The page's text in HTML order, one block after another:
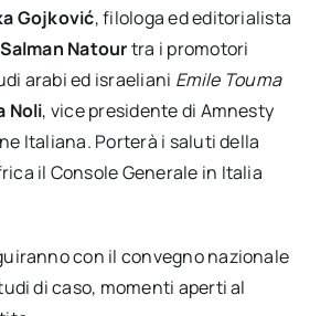
Gojković, filologa ed editorialista
Salman Natourtra i promotori
arabi ed israeliani Emile Touma
Noli, vice presidente di Amnesty
Italiana. Porterà i saluti della
il Console Generale in Italia
con il convegno nazionale
di caso, momenti aperti al